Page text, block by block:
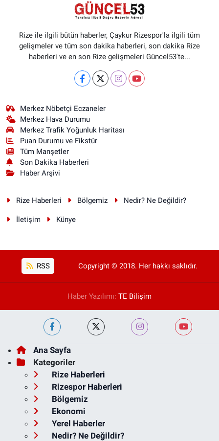
Rize ile ilgili bütün haberler, Çaykur Rizespor'la ilgili tüm
gelişmeler ve tüm son dakika haberleri, son dakika Rize
haberleri ve en son Rize gelişmeleri Güncel53'te...
Merkez Nöbetçi Eczaneler
Merkez Hava Durumu
Merkez Trafik Yoğunluk Haritası
Puan Durumu ve Fikstür
Tüm Manşetler
Son Dakika Haberleri
Haber Arşivi
Rize Haberleri Bölgemiz Nedir? Ne Değildir?
İletişim Künye
RSS Copyright © 2018. Her hakkı saklıdır.
Haber Yazılımı: TE Bilişim
Ana Sayfa
Kategoriler
Rize Haberleri
Rizespor Haberleri
Bölgemiz
Ekonomi
Yerel Haberler
Nedir? Ne Değildir?